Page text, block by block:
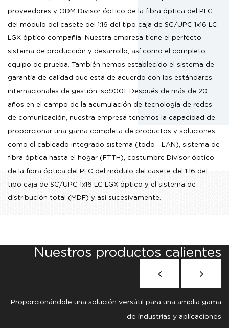
proveedores y ODM Divisor óptico de la fibra óptica del PLC
del módulo del casete del 1:16 del tipo caja de SC/UPC 1x16 LC
LGX óptico compañía. Nuestra empresa tiene el perfecto
sistema de producción y desarrollo, así como el completo
equipo de prueba. También hemos establecido el sistema de
garantía de calidad que está de acuerdo con los estándares
internacionales de gestión iso9001. Después de más de 20
años en el campo de la acumulación de tecnología de redes
de comunicación, nuestra empresa tenemos la capacidad de
proporcionar una gama completa de productos y soluciones,
como el cableado integrado sistema (todo - LAN), sistema de
fibra óptica hasta el hogar (FTTH), costumbre Divisor óptico
de la fibra óptica del PLC del módulo del casete del 1:16 del
tipo caja de SC/UPC 1x16 LC LGX óptico y el sistema de
distribución total (MDF) y así sucesivamente.
Nuestros productos calientes
Proporcionándole una solución versátil para una amplia gama
de industrias y aplicaciones